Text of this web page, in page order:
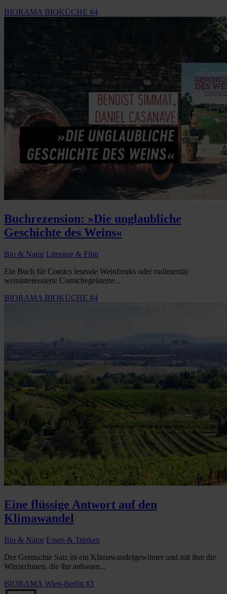
BIORAMA BIOKÜCHE #4
Buchrezension: »Die unglaubliche
Geschichte des Weins«
Bio & Natur Literatur & Film
Ein Buch für Comics lesende Weinfreaks oder rudimentär
weininteressierte Comicbegeisterte...
BIORAMA BIOKÜCHE #4
Eine flüssige Antwort auf den
Klimawandel
Bio & Natur Essen & Trinken
Der Gemischte Satz ist ein Klimawandelgewinner und mit ihm die
WinzerInnen, die ihn anbauen...
BIORAMA Wien-Berlin #3